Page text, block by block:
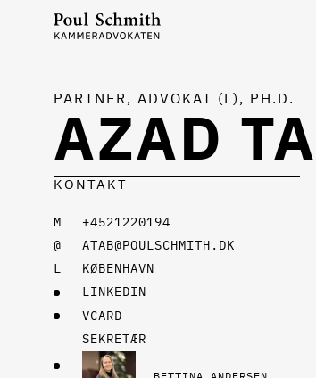
AZAD
PARTNER, ADVOKAT (L), PH.D.
KONTAKT
+4521220194
ATAB@POULSCHMITH.DK
KØBENHAVN
LINKEDIN
VCARD
SEKRETÆR